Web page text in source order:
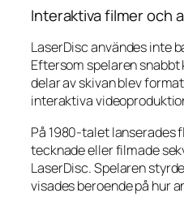
Interaktiva filmer och
LaserDisc användes inte
Eftersom spelaren snabbt
delar av skivan blev
interaktiva
På 1980-talet lanserades
tecknade eller filmade
LaserDisc. Spelaren
visades beroende på hur